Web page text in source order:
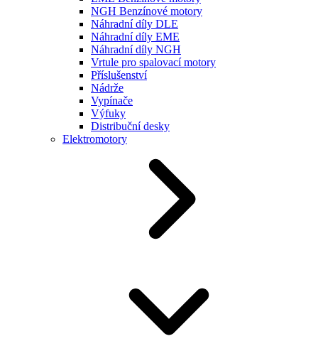
NGH Benzínové motory
Náhradní díly DLE
Náhradní díly EME
Náhradní díly NGH
Vrtule pro spalovací motory
Příslušenství
Nádrže
Vypínače
Výfuky
Distribuční desky
Elektromotory